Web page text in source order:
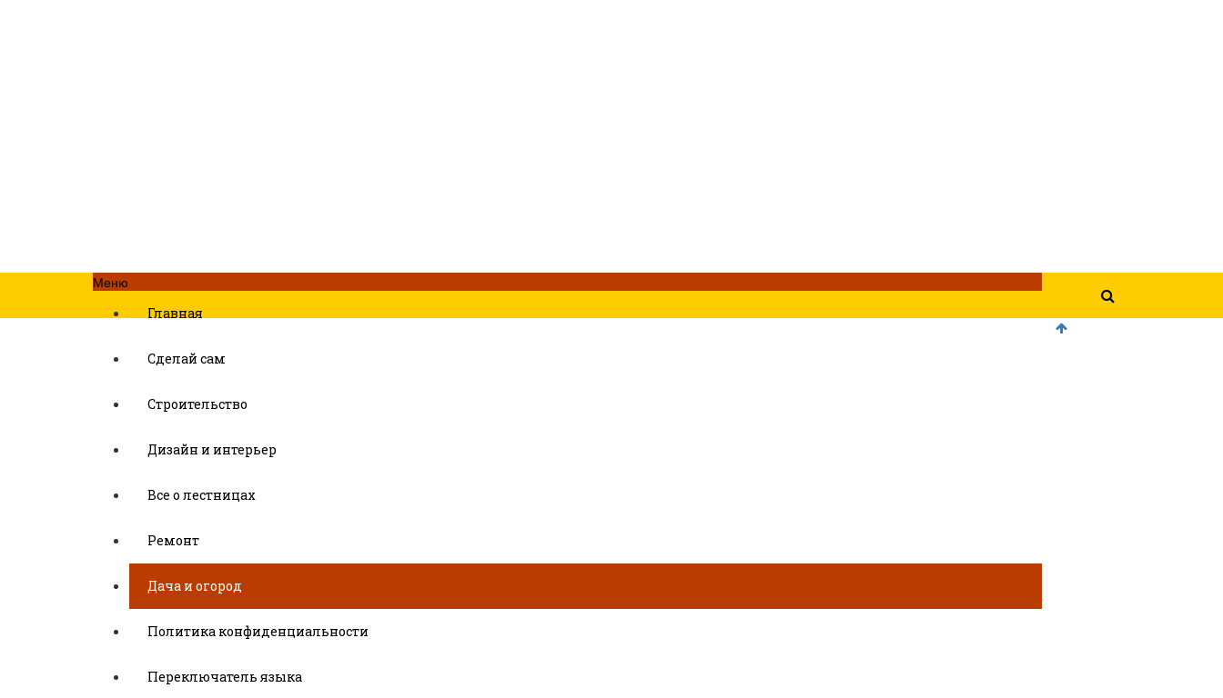
Меню
Главная
Сделай сам
Строительство
Дизайн и интерьер
Все о лестницах
Ремонт
Дача и огород
Политика конфиденциальности
Переключатель языка